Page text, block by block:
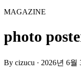
MAGAZINE
photo
By cizucu · 2026년 6월